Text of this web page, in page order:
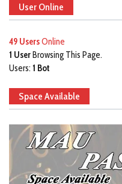
User Online
49 UsersOnline
1 UserBrowsing This Page.
Users: 1 Bot
Space Available